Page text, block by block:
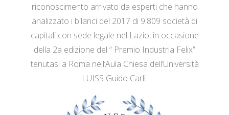
riconoscimento arrivato da esperti che hanno
analizzato i bilanci del 2017 di 9.809 società di
capitali con sede legale nel Lazio, in occasione
della 2a edizione del “ Premio Industria Felix”
tenutasi a Roma nell’Aula Chiesa dell’Università
LUISS Guido Carli.